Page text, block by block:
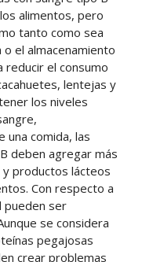
alimentos, pero
tanto como sea
el almacenamiento
reducir el consumo
lentejas y
los niveles
una comida, las
deben agregar más
productos lácteos
Con respecto a
pueden ser
se considera
pegajosas
crear problemas